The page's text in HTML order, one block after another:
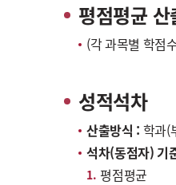
평점평균 산
(각 과목별 학점
성적석차
산출방식 : 학과(
석차(동점자) 기
평점평균